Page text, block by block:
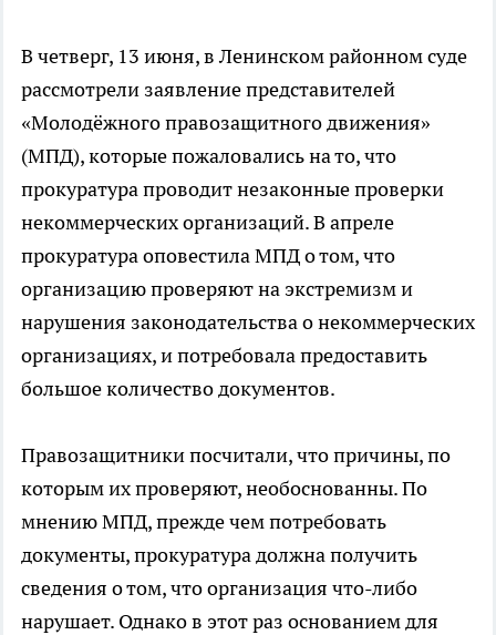
В четверг, 13 июня, в Ленинском районном суде
рассмотрели заявление представителей
«Молодёжного правозащитного движения»
(МПД), которые пожаловались на то, что
прокуратура проводит незаконные проверки
некоммерческих организаций. В апреле
прокуратура оповестила МПД о том, что
организацию проверяют на экстремизм и
нарушения законодательства о некоммерческих
организациях, и потребовала предоставить
большое количество документов.
Правозащитники посчитали, что причины, по
которым их проверяют, необоснованны. По
мнению МПД, прежде чем потребовать
документы, прокуратура должна получить
сведения о том, что организация что-либо
нарушает. Однако в этот раз основанием для